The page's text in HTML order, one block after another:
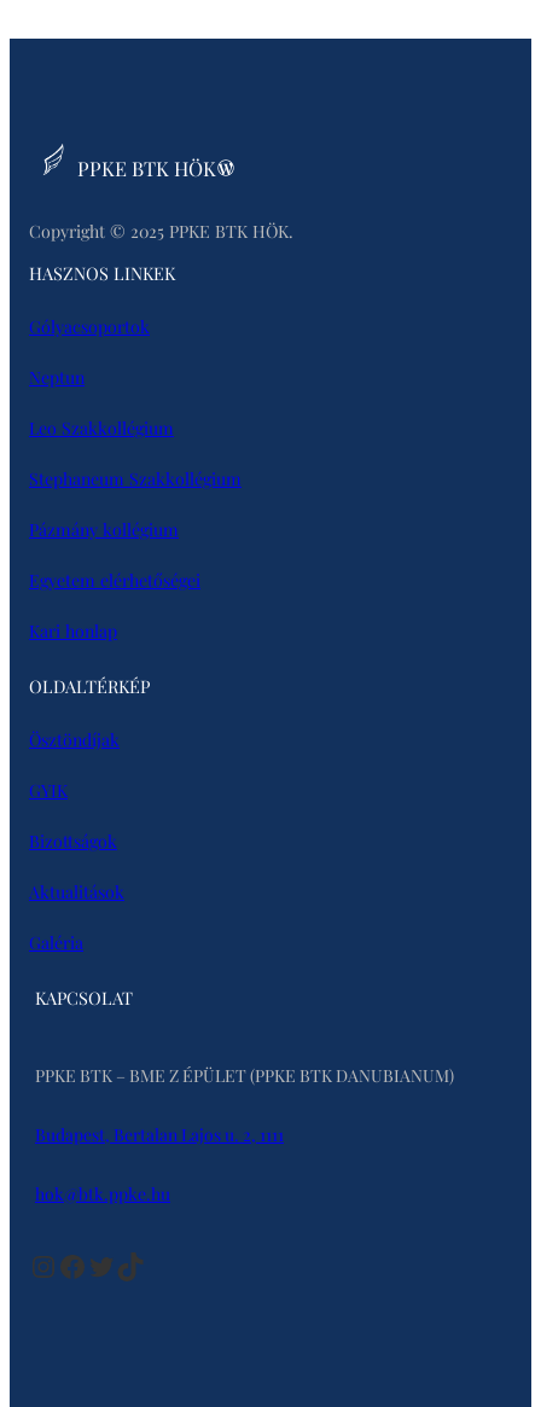
PPKE BTK HÖKBelépés
Copyright © 2025 PPKE BTK HÖK.
HASZNOS LINKEK
Gólyacsoportok
Neptun
Leo Szakkollégium
Stephaneum Szakkollégium
Pázmány kollégium
Egyetem elérhetőségei
Kari honlap
OLDALTÉRKÉP
Ösztöndíjak
GYIK
Bizottságok
Aktualitások
Galéria
KAPCSOLAT
PPKE BTK – BME Z ÉPÜLET (PPKE BTK DANUBIANUM)
Budapest, Bertalan Lajos u. 2, 1111
hok@btk.ppke.hu
InstagramFacebook Twitter TikTok